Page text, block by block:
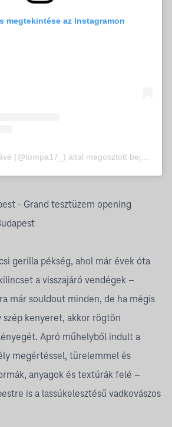
megtekintése az Instagramon
- Grand tesztüzem opening
gerilla pékség, ahol már évek óta
a visszajáró vendégek –
már souldout minden, de ha mégis
szép kenyeret, akkor rögtön
Apró műhelyből indult a
megértéssel, türelemmel és
anyagok és textúrák felé –
is a lassúkelesztésű vadkovászos